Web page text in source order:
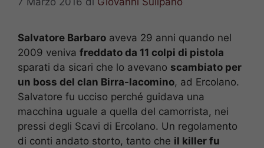
Salvatore Barbaro aveva 29 anni quando nel
2009 veniva freddato da 11 colpi di pistola
sparati da sicari che lo avevano scambiato per
un boss del clan Birra-Iacomino, ad Ercolano.
Salvatore fu ucciso perché guidava una
macchina uguale a quella del camorrista, nei
pressi degli Scavi di Ercolano. Un regolamento
di conti andato storto, tanto che il killer fu